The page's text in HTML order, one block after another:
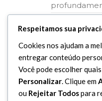
de Deus
14a: A
em Deus
15a: A
desapegados
Respeitamos sua
Cookies nos ajudam a
entregar conteúdo
Você pode escolher
Personalizar. Clique em
ou Rejeitar Todospara